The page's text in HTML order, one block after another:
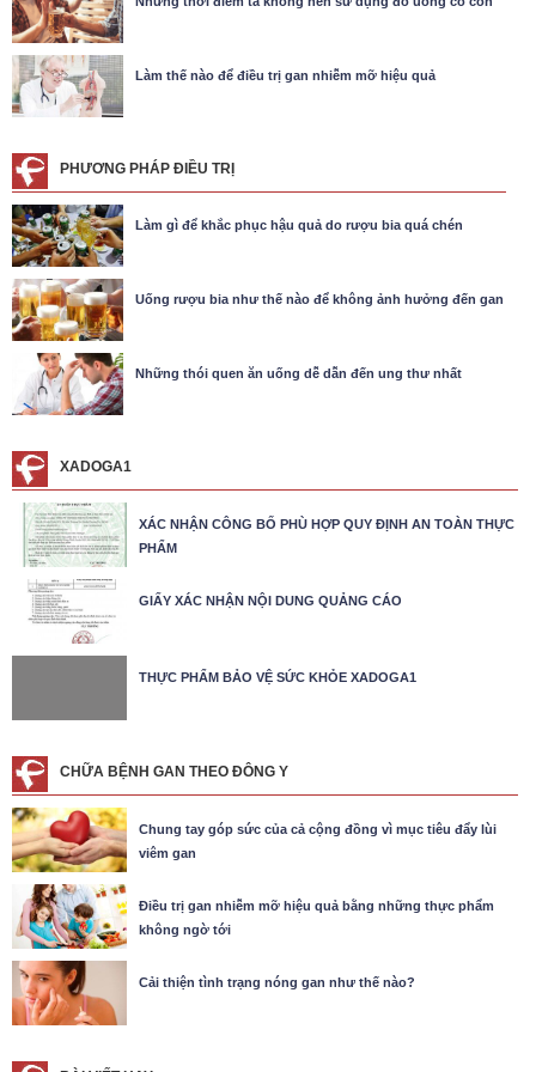
Làm thế nào để điều trị gan nhiễm mỡ hiệu quả
PHƯƠNG PHÁP ĐIỀU TRỊ
Làm gì để khắc phục hậu quả do rượu bia quá chén
Uống rượu bia như thế nào để không ảnh hưởng đến gan
Những thói quen ăn uống dễ dẫn đến ung thư nhất
XADOGA1
XÁC NHẬN CÔNG BỐ PHÙ HỢP QUY ĐỊNH AN TOÀN THỰC
PHẨM
GIẤY XÁC NHẬN NỘI DUNG QUẢNG CÁO
THỰC PHẨM BẢO VỆ SỨC KHỎE XADOGA1
CHỮA BỆNH GAN THEO ĐÔNG Y
Chung tay góp sức của cả cộng đồng vì mục tiêu đẩy lùi
viêm gan
Điều trị gan nhiễm mỡ hiệu quả bằng những thực phẩm
không ngờ tới
Cải thiện tình trạng nóng gan như thế nào?